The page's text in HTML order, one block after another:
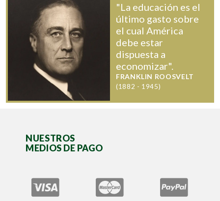
"La educación es el
último gasto sobre
el cual América
debe estar
dispuesta a
economizar".
FRANKLIN ROOSVELT
(1882 - 1945)
NUESTROS
MEDIOS DE PAGO